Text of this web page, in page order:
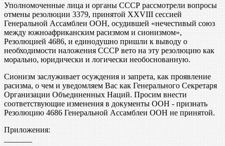
Уполномоченные лица и органы СССР рассмотрели вопросы
отмены резолюции 3379, принятой XXVIII сессией
Генеральной Ассамблеи ООН, осудившей «нечестивый союз
между южноафриканским расизмом и сионизмом»,
Резолюцией 4686, и единодушно пришли к выводу о
необходимости наложения СССР вето на эту резолюцию как
морально, юридически и логически необоснованную.
Сионизм заслуживает осуждения и запрета, как проявление
расизма, о чем и уведомляем Вас как Генерального Секретаря
Организации Объединенных Наций. Просим внести
соответствующие изменения в документы ООН - признать
Резолюцию 4686 Генеральной Ассамблеи ООН не принятой.
Приложения: